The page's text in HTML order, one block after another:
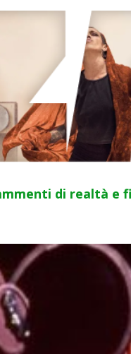
di realtà e